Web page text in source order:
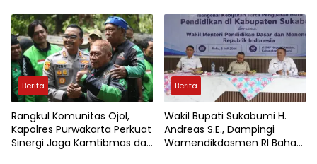
Berita
Rangkul Komunitas Ojol,
Kapolres Purwakarta Perkuat
Sinergi Jaga Kamtibmas dan
Berita
Wakil Bupati Sukabumi H.
Andreas S.E., Dampingi
Wamendikdasmen RI Bahas